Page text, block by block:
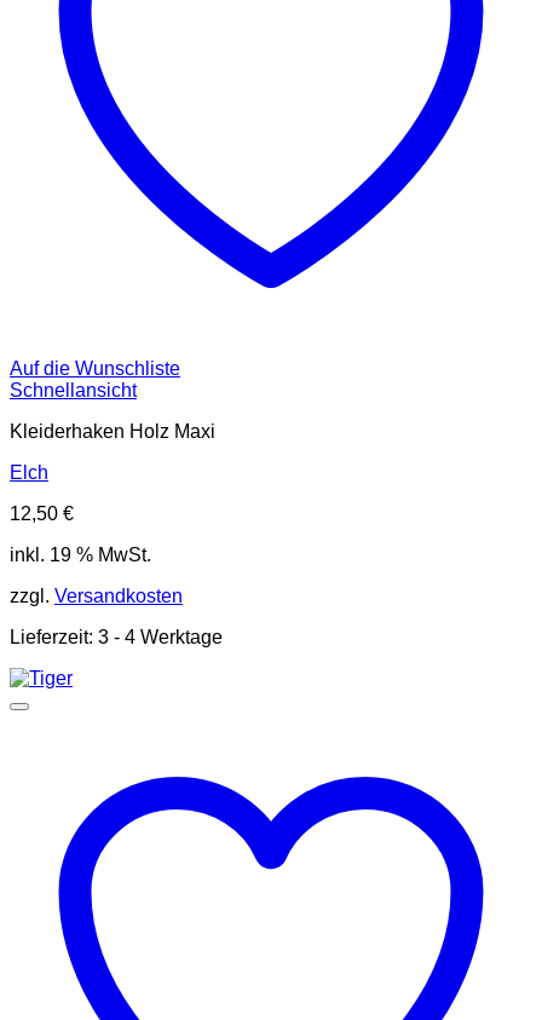
Auf die Wunschliste
Schnellansicht
Kleiderhaken Holz Maxi
Elch
12,50 €
inkl. 19 % MwSt.
zzgl. Versandkosten
Lieferzeit: 3 - 4 Werktage